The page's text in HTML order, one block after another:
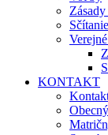
KONTAKT